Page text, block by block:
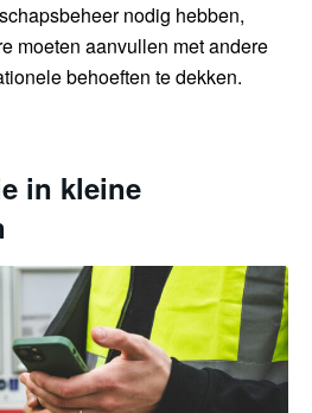
nodig hebben,
moeten aanvullen met andere
behoeften te dekken.
in kleine